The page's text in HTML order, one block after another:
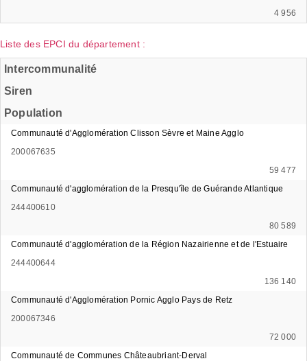
4 956
Liste des EPCI du département :
Intercommunalité
Siren
Population
Communauté d'Agglomération Clisson Sèvre et Maine Agglo
200067635
59 477
Communauté d'agglomération de la Presqu'île de Guérande Atlantique
244400610
80 589
Communauté d'agglomération de la Région Nazairienne et de l'Estuaire
244400644
136 140
Communauté d'Agglomération Pornic Agglo Pays de Retz
200067346
72 000
Communauté de Communes Châteaubriant-Derval